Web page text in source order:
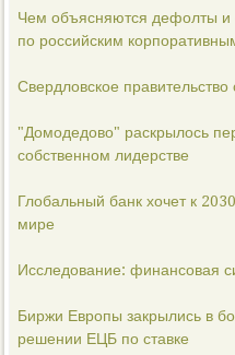
Чем объясняются дефолты и
по российским
Свердловское правительство
"Домодедово" раскрылось
собственном лидерстве
Глобальный банк хочет к
мире
Исследование: финансовая
Биржи Европы закрылись в
решении ЕЦБ по ставке